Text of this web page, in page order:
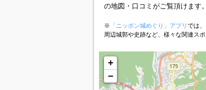
の地図・口コミがご覧頂けます。
※ 「ニッポン城めぐり」アプリ では
周辺城郭や史跡など、様々な関連ス
+
−